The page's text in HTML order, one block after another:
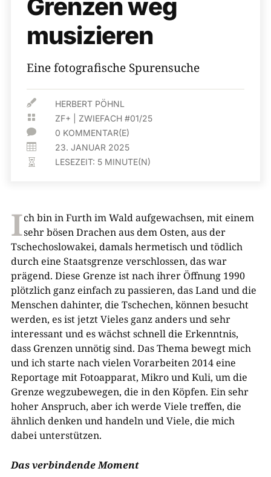
Grenzen weg
musizieren
Eine fotografische Spurensuche
 HERBERT PÖHNL
 ZF+ |ZWIEFACH #01/25
 0 KOMMENTAR(E)
 23. JANUAR 2025
 LESEZEIT: 5 MINUTE(N)
Ich bin in Furth im Wald aufgewachsen, mit einem
sehr bösen Drachen aus dem Osten, aus der
Tschechoslowakei, damals hermetisch und tödlich
durch eine Staatsgrenze verschlossen, das war
prägend. Diese Grenze ist nach ihrer Öffnung 1990
plötzlich ganz einfach zu passieren, das Land und die
Menschen dahinter, die Tschechen, können besucht
werden, es ist jetzt Vieles ganz anders und sehr
interessant und es wächst schnell die Erkenntnis,
dass Grenzen unnötig sind. Das Thema bewegt mich
und ich starte nach vielen Vorarbeiten 2014 eine
Reportage mit Fotoapparat, Mikro und Kuli, um die
Grenze wegzubewegen, die in den Köpfen. Ein sehr
hoher Anspruch, aber ich werde Viele treffen, die
ähnlich denken und handeln und Viele, die mich
dabei unterstützen.
Das verbindende Moment